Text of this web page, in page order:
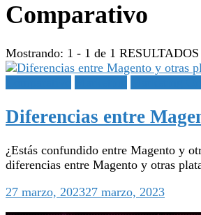
Comparativo
Mostrando: 1 - 1 de 1 RESULTADOS
Diferencias entre
¿Estás confundido entre Magento y
diferencias entre Magento y otras
27 marzo, 202327 marzo, 2023